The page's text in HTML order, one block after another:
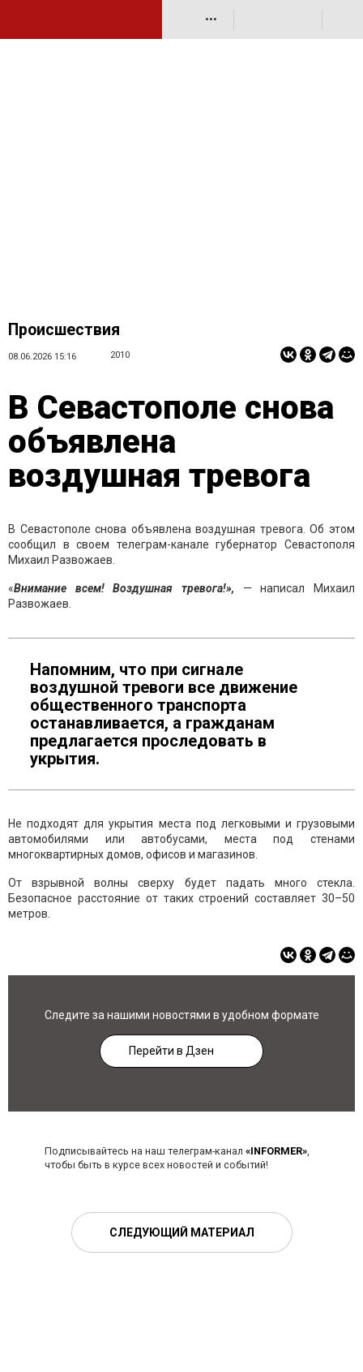
•••
Происшествия
08.06.2026 15:16 2010
В Севастополе снова
объявлена
воздушная тревога
В Севастополе снова объявлена воздушная тревога. Об этом
сообщил в своем телеграм-канале губернатор Севастополя
Михаил Развожаев.
«Внимание всем! Воздушная тревога!», — написал Михаил
Развожаев.
Напомним, что при сигнале
воздушной тревоги все движение
общественного транспорта
останавливается, а гражданам
предлагается проследовать в
укрытия.
Не подходят для укрытия места под легковыми и грузовыми
автомобилями или автобусами, места под стенами
многоквартирных домов, офисов и магазинов.
От взрывной волны сверху будет падать много стекла.
Безопасное расстояние от таких строений составляет 30–50
метров.
Следите за нашими новостями в удобном формате
Перейти в Дзен
Подписывайтесь на наш телеграм-канал «INFORMER»,
чтобы быть в курсе всех новостей и событий!
СЛЕДУЮЩИЙ МАТЕРИАЛ